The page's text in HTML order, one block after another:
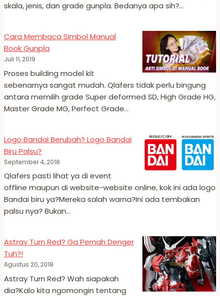
skala, jenis, dan grade gunpla. Bedanya apa sih?…
Cara Membaca Simbol Manual
Book Gunpla
Juli 11, 2019
Proses building model kit
sebenarnya sangat mudah. Qlafers tidak perlu bingung
antara memilih grade Super deformed SD, High Grade HG,
Master Grade MG, Perfect Grade…
Logo Bandai Berubah? Logo Bandai
Biru Palsu?
September 4, 2018
Qlafers pasti lihat ya di event
offline maupun di website-website online, kok ini ada logo
Bandai biru ya?Mereka salah warna?Ini ada tembakan
palsu nya? Bukan…
Astray Turn Red? Ga Pernah Denger
Tuh?!
Agustus 20, 2018
Astray Turn Red? Wah siapakah
dia?Kalo kita ngomongin tentang